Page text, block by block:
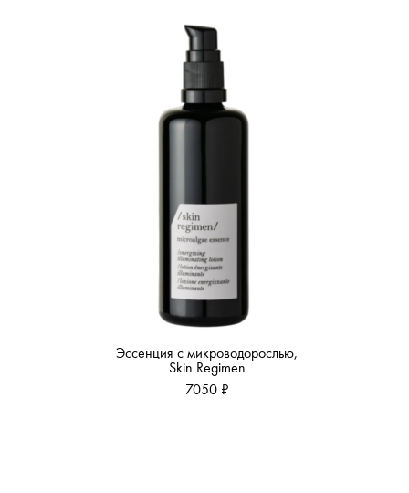
Эссенция с микроводорослью,
Skin Regimen
7050 ₽